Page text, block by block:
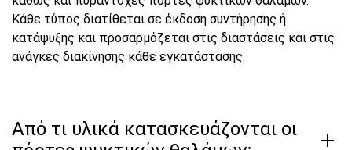
Κάθε τύπος διατίθεται σε έκδοση συντήρησης ή
κατάψυξης και προσαρμόζεται στις διαστάσεις και στις
ανάγκες διακίνησης κάθε εγκατάστασης.
Από τι υλικά κατασκευάζονται οι